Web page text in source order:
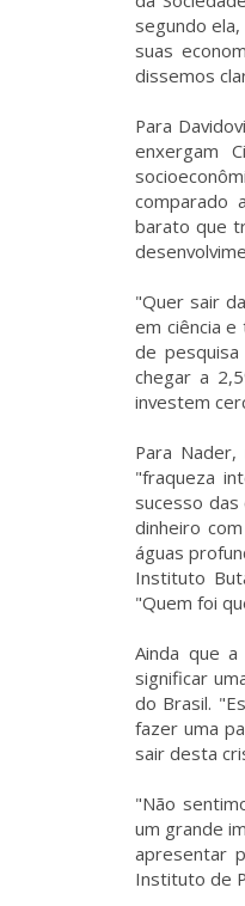
segundo
suas
dissemos
Para
enxergam
comparado
barato que
"Quer sair
em ciência
de
chegar a
investem
Para
"fraqueza
sucesso
dinheiro
águas
Instituto
"Quem foi
Ainda que
significar
do Brasil.
fazer uma
sair desta
"Não
um grande
apresentar
Instituto de